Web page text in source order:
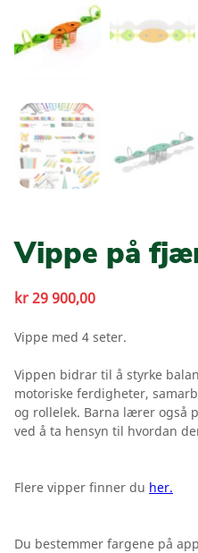
Vippe på
kr29 900,00
Vippe med 4 seter.
Vippen bidrar til å styrke
motoriske ferdigheter,
og rollelek. Barna lærer også
ved å ta hensyn til hvordan
Flere vipper finner du her.
Du bestemmer fargene på